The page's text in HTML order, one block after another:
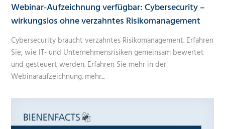
Webinar-Aufzeichnung verfügbar: Cybersecurity –
wirkungslos ohne verzahntes Risikomanagement
Cybersecurity braucht verzahntes Risikomanagement. Erfahren
Sie, wie IT- und Unternehmensrisiken gemeinsam bewertet
und gesteuert werden. Erfahren Sie mehr in der
Webinaraufzeichnung. mehr...